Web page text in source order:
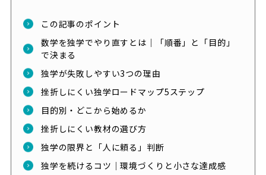
この記事のポイント
数学を独学でやり直すとは｜「順番」と「目的」
で決まる
独学が失敗しやすい3つの理由
挫折しにくい独学ロードマップ5ステップ
目的別・どこから始めるか
挫折しにくい教材の選び方
独学の限界と「人に頼る」判断
独学を続けるコツ｜環境づくりと小さな達成感